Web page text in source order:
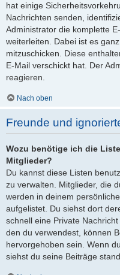
hat einige
Nachrichten senden,
Administrator die komplette
weiterleiten. Dabei ist es
mitzuschicken. Diese
E-Mail verschickt hat. Der
reagieren.
Nach oben
Freunde und
Wozu benötige ich die
Mitglieder?
Du kannst diese Listen
zu verwalten. Mitglieder, die
werden in deinem
aufgelistet. Du siehst dort
schnell eine Private
den du verwendest, können
hervorgehoben sein. Wenn
siehst du seine Beiträge